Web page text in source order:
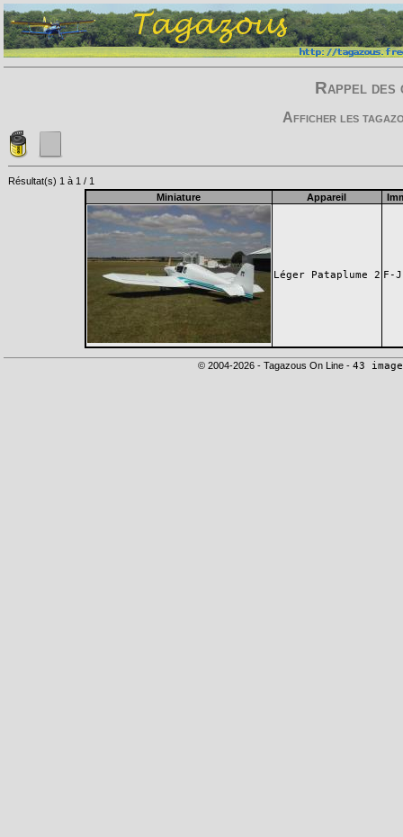
Rappel
Afficher les
Résultat(s) 1 à 1 / 1
Miniature
Appareil
Léger Pataplume 2 F-
© 2004-2026 - Tagazous On Line - 43